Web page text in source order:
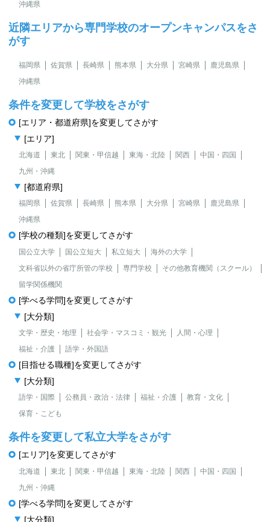
沖縄県
近隣エリアから専門学校のオープンキャンパスをさ
がす
福岡県 佐賀県 長崎県 熊本県 大分県 宮崎県
鹿児島県
沖縄県
条件を変更して学校をさがす
[エリア・都道府県]を変更してさがす
[エリア]
北海道 東北 関東・甲信越 東海・北陸 関西
中国・四国
九州・沖縄
[都道府県]
福岡県 佐賀県 長崎県 熊本県 大分県 宮崎県
鹿児島県
沖縄県
[学校の種類]を変更してさがす
国公立大学 国公立短大 私立短大
海外の大学
文科省以外の省庁所管の学校
専門学校
その他教育機関（スクール）
留学関係機関
[学べる学問]を変更してさがす
[大分類]
文学・歴史・地理 社会学・マスコミ・観光
人間・心理
福祉・介護
語学・外国語
[目指せる職種]を変更してさがす
[大分類]
語学・国際 公務員・政治・法律 福祉・介護
教育・文化
保育・こども
条件を変更して私立大学をさがす
[エリア]を変更してさがす
北海道 東北 関東・甲信越 東海・北陸 関西
中国・四国
九州・沖縄
[学べる学問]を変更してさがす
[大分類]